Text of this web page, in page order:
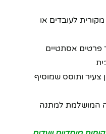
לעובדים או
פרטים אסתטיים
צעיר ותוסס שמוסיף
המושלמת למתנה